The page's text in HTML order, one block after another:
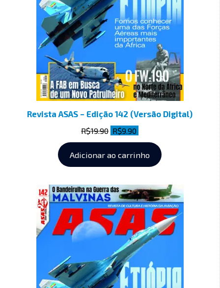
Revista ASAS – Edição 142 (Versão Digital)
R$19.90 R$9.90
Adicionar ao carrinho